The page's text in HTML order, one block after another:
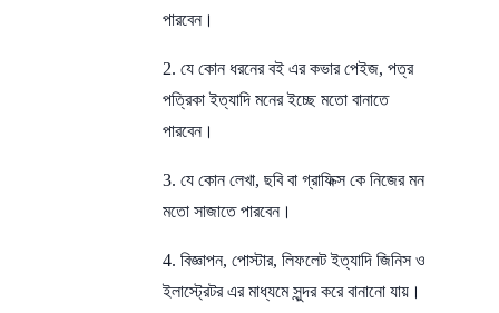
পারবেন।
2. যে কোন ধরনের বই এর কভার পেইজ, পত্র
পত্রিকা ইত্যাদি মনের ইচ্ছে মতো বানাতে
পারবেন।
3. যে কোন লেখা, ছবি বা গ্রাফিক্স কে নিজের মন
মতো সাজাতে পারবেন।
4. বিজ্ঞাপন, পোস্টার, লিফলেট ইত্যাদি জিনিস ও
ইলাস্ট্রেটর এর মাধ্যমে সুন্দর করে বানানো যায়।